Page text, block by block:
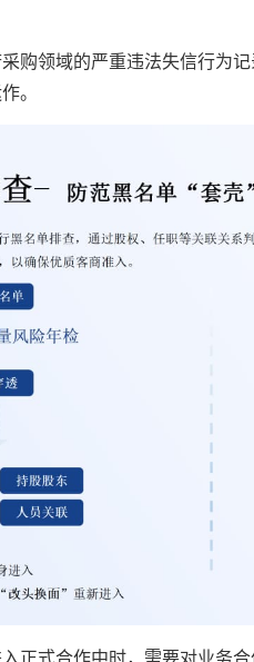
购领域的严重违法失信行为
。
正式合作中时，需要对业务